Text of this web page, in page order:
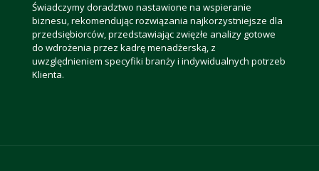
Świadczymy doradztwo nastawione na wspieranie
biznesu, rekomendując rozwiązania najkorzystniejsze dla
przedsiębiorców, przedstawiając zwięzłe analizy gotowe
do wdrożenia przez kadrę menadżerską, z
uwzględnieniem specyfiki branży i indywidualnych potrzeb
Klienta.